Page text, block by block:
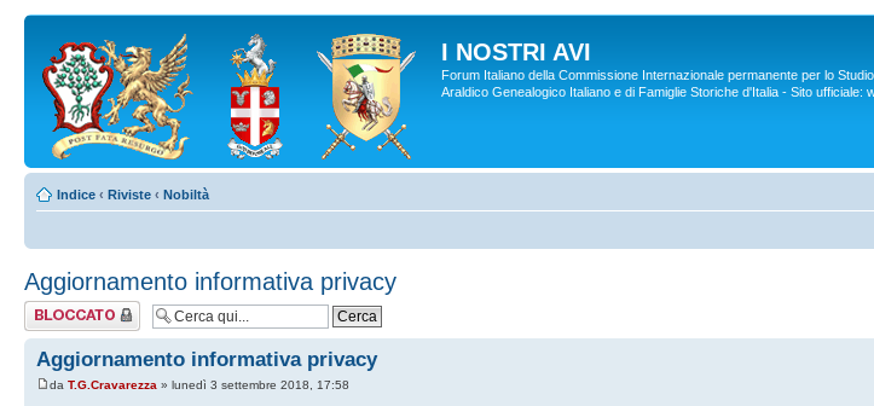
I NOSTRI AVI
Forum Italiano della Commissione Internazionale permanente per lo
Araldico Genealogico Italiano e di Famiglie Storiche d'Italia - Sito ufficiale:
Indice ‹ Riviste ‹ Nobiltà
Aggiornamento informativa privacy
Argomento
bloccato
Aggiornamento informativa privacy
da T.G.Cravarezza » lunedì 3 settembre 2018, 17:58